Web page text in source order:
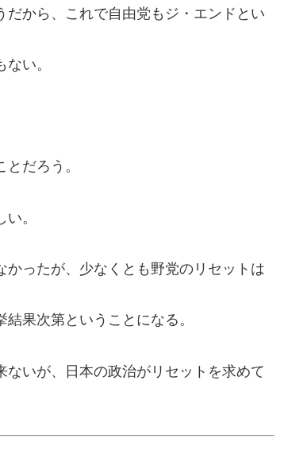
から、これで自由党もジ・エンドとい
い。
だろう。
。
ったが、少なくとも野党のリセットは
果次第ということになる。
いが、日本の政治がリセットを求めて